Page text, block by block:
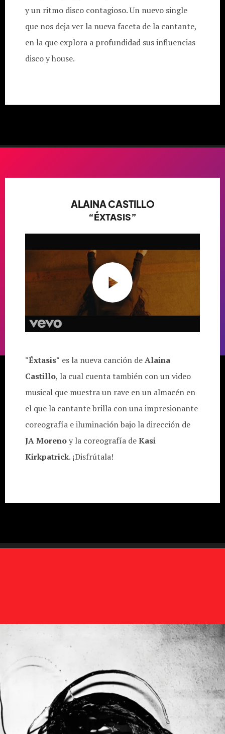
y un ritmo disco contagioso. Un nuevo single
que nos deja ver la nueva faceta de la cantante,
en la que explora a profundidad sus influencias
disco y house.
ALAINA CASTILLO
“ÉXTASIS”
"Éxtasis" es la nueva canción deAlaina
Castillo, la cual cuenta también con un video
musical que muestra un rave en un almacén en
el que la cantante brilla con una impresionante
coreografía e iluminación bajo la dirección de
JA Morenoy la coreografía deKasi
Kirkpatrick. ¡Disfrútala!